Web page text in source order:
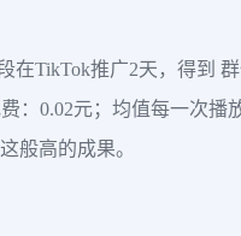
在TikTok推广2天，得到
：0.02元；均值每一次播
般高的成果。